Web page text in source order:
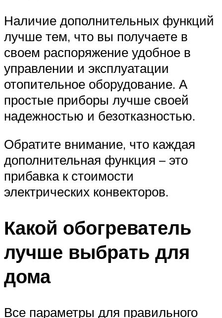
Наличие дополнительных функций
лучше тем, что вы получаете в
своем распоряжение удобное в
управлении и эксплуатации
отопительное оборудование. А
простые приборы лучше своей
надежностью и безотказностью.
Обратите внимание, что каждая
дополнительная функция – это
прибавка к стоимости
электрических конвекторов.
Какой обогреватель
лучше выбрать для
дома
Все параметры для правильного